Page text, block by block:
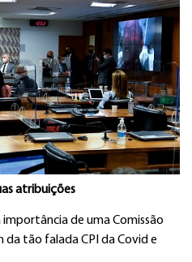
atribuições
de uma Comissão
tão falada CPI da Covid e